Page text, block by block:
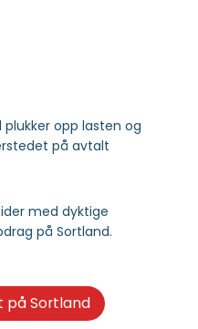
opp lasten og
på avtalt
med dyktige
på Sortland.
på Sortland